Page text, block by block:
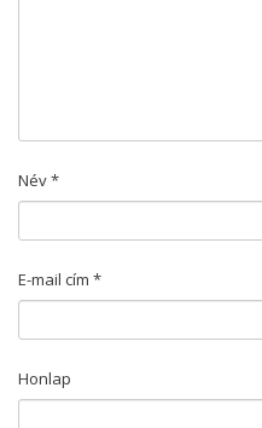
Név*
E-mail cím *
Honlap